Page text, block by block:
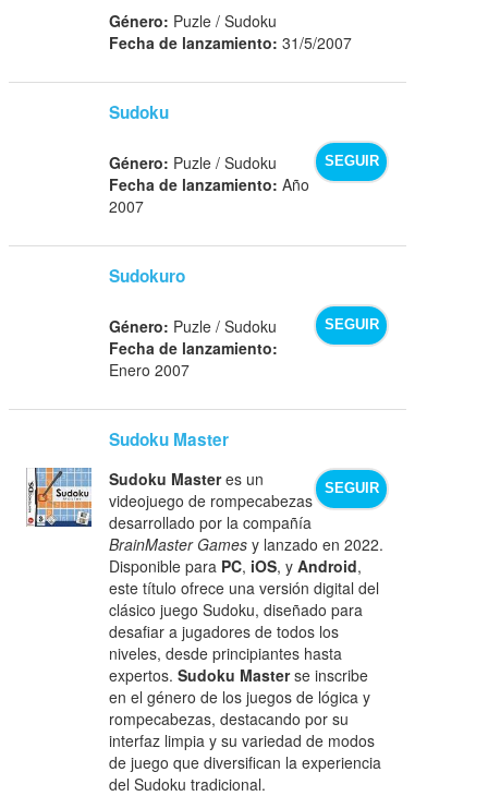
Género: Puzle / Sudoku
Fecha de lanzamiento: 31/5/2007
Sudoku
SEGUIR
Género: Puzle / Sudoku
Fecha de lanzamiento: Año
2007
Sudokuro
SEGUIR
Género: Puzle / Sudoku
Fecha de lanzamiento:
Enero 2007
Sudoku Master
SEGUIR
Sudoku Masteres un
videojuego de rompecabezas
desarrollado por la compañía
BrainMaster Games y lanzado en 2022.
Disponible para PC, iOS, yAndroid,
este título ofrece una versión digital del
clásico juego Sudoku, diseñado para
desafiar a jugadores de todos los
niveles, desde principiantes hasta
expertos.Sudoku Masterse inscribe
en el género de los juegos de lógica y
rompecabezas, destacando por su
interfaz limpia y su variedad de modos
de juego que diversifican la experiencia
del Sudoku tradicional.